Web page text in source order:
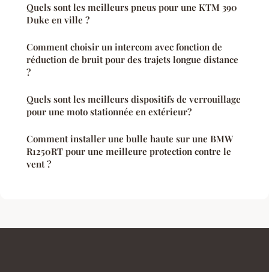
Quels sont les meilleurs pneus pour une KTM 390
Duke en ville ?
Comment choisir un intercom avec fonction de
réduction de bruit pour des trajets longue distance
?
Quels sont les meilleurs dispositifs de verrouillage
pour une moto stationnée en extérieur?
Comment installer une bulle haute sur une BMW
R1250RT pour une meilleure protection contre le
vent ?